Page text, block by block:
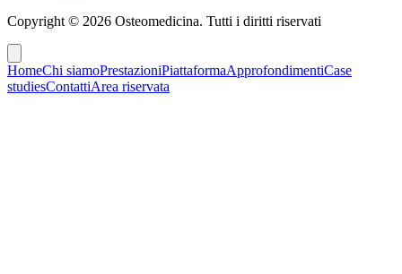
Copyright © 2026 Osteomedicina. Tutti i diritti riservati
HomeChi siamoPrestazioniPiattaformaApprofondimentiCase
studiesContattiArea riservata